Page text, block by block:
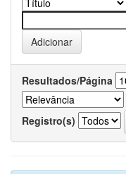
Resultados/Página
Registro(s)